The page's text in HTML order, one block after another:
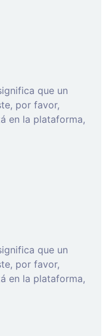
que un
por favor,
en la plataforma,
que un
por favor,
en la plataforma,